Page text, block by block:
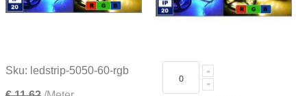
Sku: ledstrip-5050-60-rgb